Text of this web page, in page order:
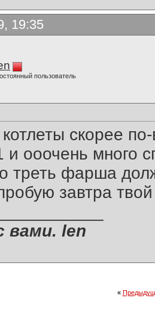
19:35
пользователь
скорее
и ооочень много
треть фарша
завтра
вами. len
«